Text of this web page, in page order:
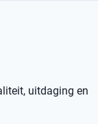
uitdaging en